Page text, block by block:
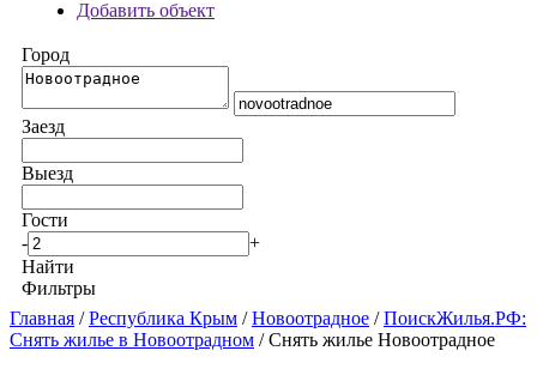
Добавить объект
Город
Заезд
Выезд
Гости
-
+
Найти
Фильтры
Главная /Республика Крым /Новоотрадное /ПоискЖилья.РФ:
Снять жилье в Новоотрадном / Снять жилье Новоотрадное